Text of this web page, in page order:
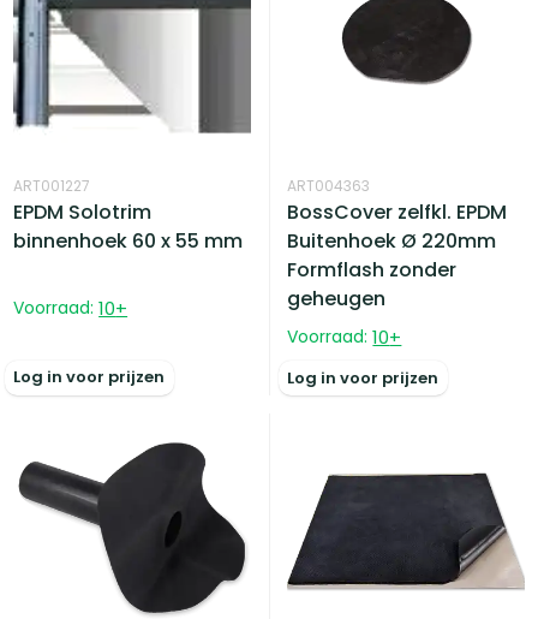
ART001227
EPDM Solotrim
binnenhoek 60 x 55 mm
Voorraad: 10+
Log in voor prijzen
ART004363
BossCover zelfkl. EPDM
Buitenhoek Ø 220mm
Formflash zonder
geheugen
Voorraad: 10+
Log in voor prijzen